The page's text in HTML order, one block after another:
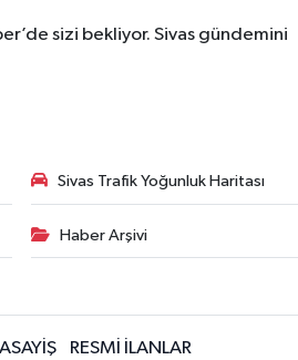
sizi bekliyor. Sivas gündemini
Sivas Trafik Yoğunluk Haritası
Haber Arşivi
ASAYİŞ RESMİ İLANLAR